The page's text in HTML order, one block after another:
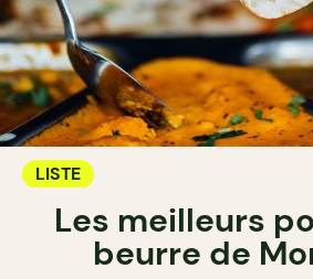
LISTE
Les meilleurs
beurre de